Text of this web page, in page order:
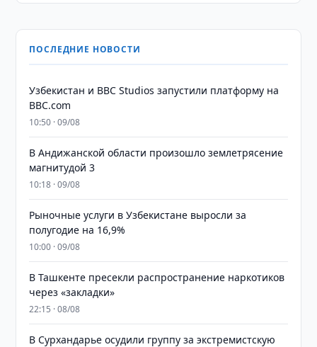
ПОСЛЕДНИЕ НОВОСТИ
Узбекистан и BBC Studios запустили платформу на
BBC.com
10:50 · 09/08
В Андижанской области произошло землетрясение
магнитудой 3
10:18 · 09/08
Рыночные услуги в Узбекистане выросли за
полугодие на 16,9%
10:00 · 09/08
В Ташкенте пресекли распространение наркотиков
через «закладки»
22:15 · 08/08
В Сурхандарье осудили группу за экстремистскую